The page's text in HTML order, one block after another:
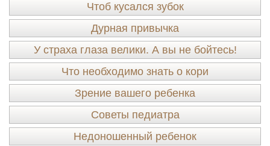
Чтоб кусался зубок
Дурная привычка
У страха глаза велики. А вы не бойтесь!
Что необходимо знать о кори
Зрение вашего ребенка
Советы педиатра
Недоношенный ребенок